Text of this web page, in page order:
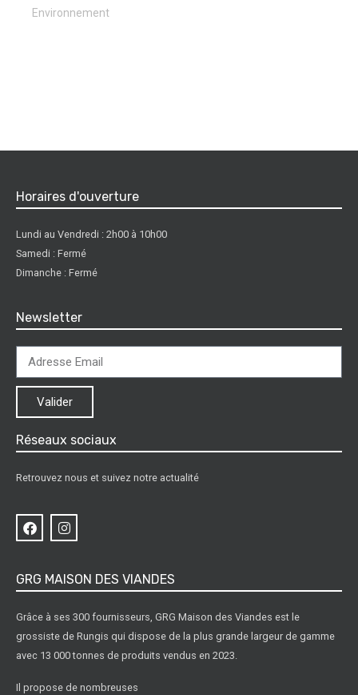
Environnement
Horaires d'ouverture
Lundi au Vendredi : 2h00 à 10h00
Samedi : Fermé
Dimanche : Fermé
Newsletter
Valider
Réseaux sociaux
Retrouvez nous et suivez notre actualité
GRG MAISON DES VIANDES
Grâce à ses 300 fournisseurs, GRG Maison des Viandes est le
grossiste de Rungis qui dispose de la plus grande largeur de gamme
avec 13 000 tonnes de produits vendus en 2023.
Il propose de nombreuses